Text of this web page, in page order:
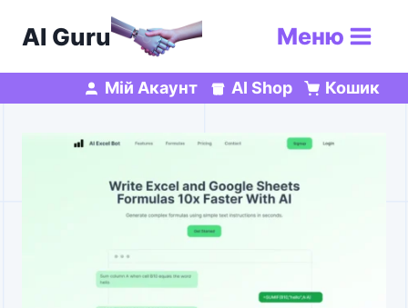
AI Guru Меню
Мій Акаунт AI Shop Кошик